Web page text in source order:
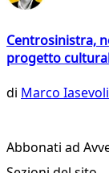
Centrosinistra,
progetto
di Marco Iasevoli
Abbonati ad